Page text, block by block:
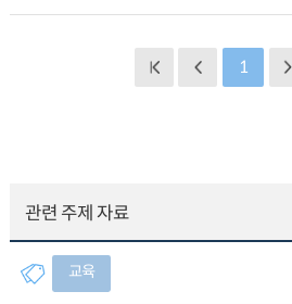
1
관련 주제 자료
교육